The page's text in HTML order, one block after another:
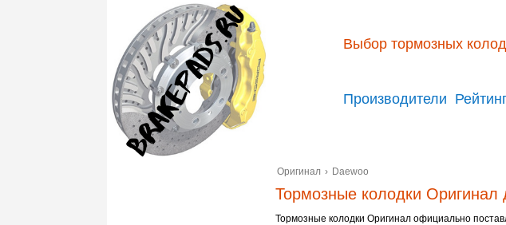
Выбор тормозных
Производители Рейтинг
Оригинал › Daewoo
Тормозные колодки Оригинал
Тормозные колодки Оригинал официально